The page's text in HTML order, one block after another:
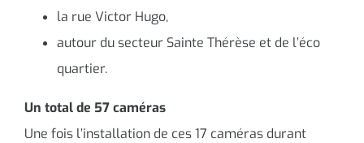
la rue Victor Hugo,
autour du secteur Sainte Thérèse et de l’éco
quartier.
Un total de 57 caméras
Une fois l’installation de ces 17 caméras durant